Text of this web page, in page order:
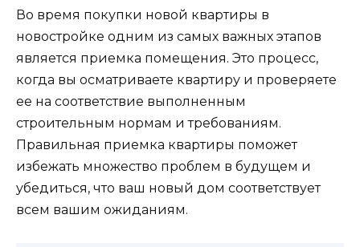
Во время покупки новой квартиры в
новостройке одним из самых важных этапов
является приемка помещения. Это процесс,
когда вы осматриваете квартиру и проверяете
ее на соответствие выполненным
строительным нормам и требованиям.
Правильная приемка квартиры поможет
избежать множество проблем в будущем и
убедиться, что ваш новый дом соответствует
всем вашим ожиданиям.